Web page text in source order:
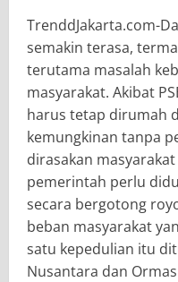
TrenddJakarta.com-
semakin terasa,
terutama masalah
masyarakat. Akibat
harus tetap dirumah
kemungkinan tanpa
dirasakan
pemerintah perlu
secara bergotong
beban masyarakat
satu kepedulian itu
Nusantara dan